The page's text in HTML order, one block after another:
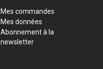
Mes commandes
Mes données
Abonnement à la
newsletter